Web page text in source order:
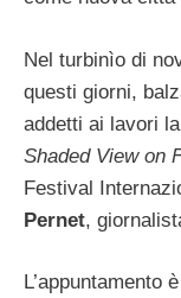
Nel turbinìo di
questi giorni,
addetti ai lavori la
Shaded View on
Festival
Pernet,
L’appuntamento è